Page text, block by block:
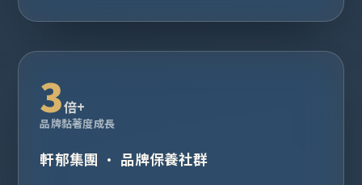
3倍+
品牌黏著度成長
軒郁集團 · 品牌保養社群